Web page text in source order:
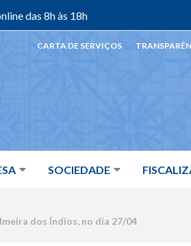
das 8h às 18h
SOCIEDADE
CARTA DE SERVIÇOS
dos Índios, no dia 27/04